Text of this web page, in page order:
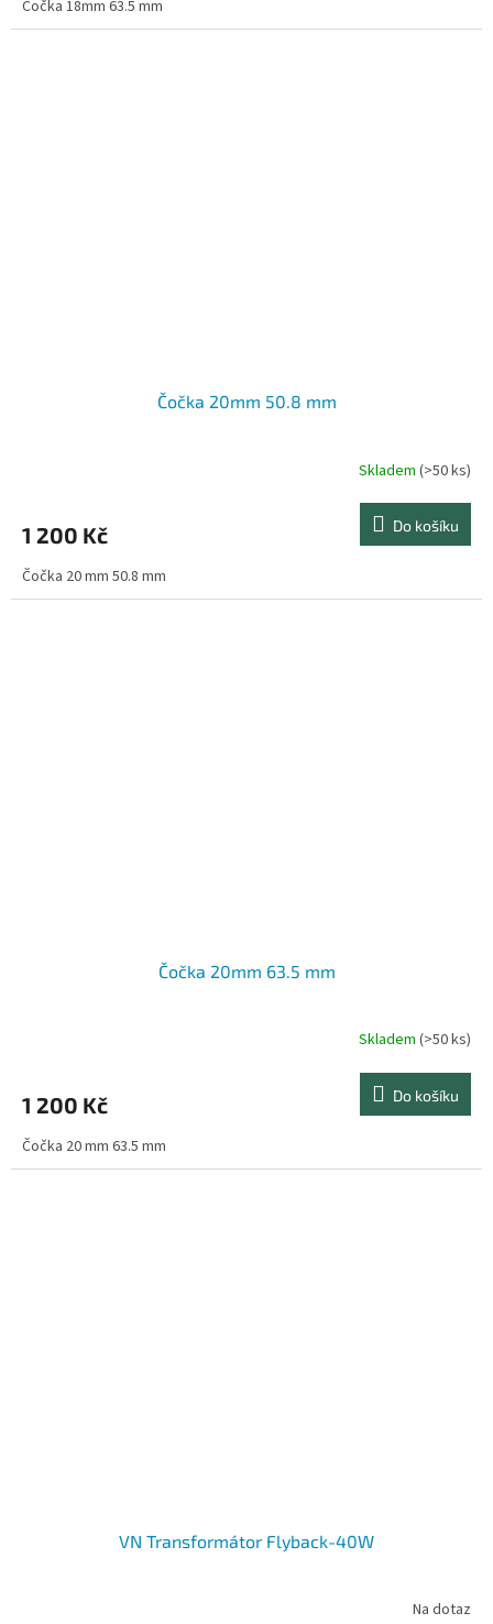
Čočka 18mm 63.5 mm
Čočka 20mm 50.8 mm
Skladem (>50 ks)
1 200 Kč Do košíku
Čočka 20 mm 50.8 mm
Čočka 20mm 63.5 mm
Skladem (>50 ks)
1 200 Kč Do košíku
Čočka 20 mm 63.5 mm
VN Transformátor Flyback-40W
Na dotaz